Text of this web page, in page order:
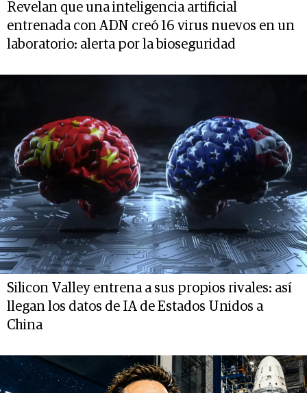
Revelan que una inteligencia artificial
entrenada con ADN creó 16 virus nuevos en un
laboratorio: alerta por la bioseguridad
Silicon Valley entrena a sus propios rivales: así
llegan los datos de IA de Estados Unidos a
China